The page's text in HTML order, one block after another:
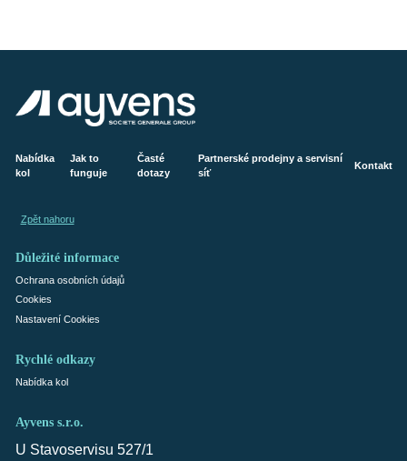
Nabídka
kol
Jak to
funguje
Časté
dotazy
Partnerské prodejny a servisní
síť
Kontakt
Zpět nahoru
Důležité informace
Ochrana osobních údajů
Cookies
Nastavení Cookies
Rychlé odkazy
Nabídka kol
Ayvens s.r.o.
U Stavoservisu 527/1